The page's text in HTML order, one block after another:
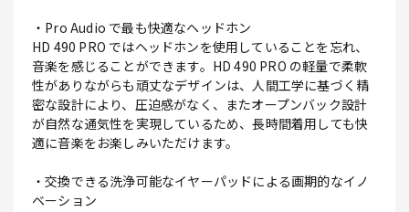
・Pro Audio で最も快適なヘッドホン
HD 490 PRO ではヘッドホンを使用していることを忘れ、
音楽を感じることができます。HD 490 PRO の軽量で柔軟
性がありながらも頑丈なデザインは、人間工学に基づく精
密な設計により、圧迫感がなく、またオープンバック設計
が自然な通気性を実現しているため、長時間着用しても快
適に音楽をお楽しみいただけます。
・交換できる洗浄可能なイヤーパッドによる画期的なイノ
ベーション